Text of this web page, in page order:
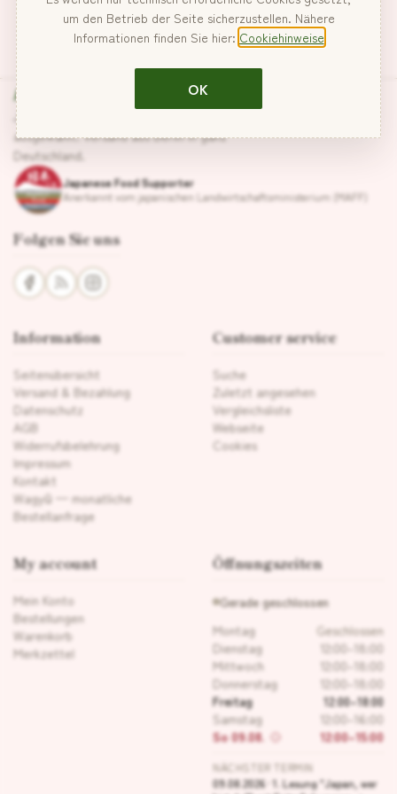
Japanische Lebensmittel, sorgfältig
ausgewählt. Versand aus Berlin in ganz
Deutschland.
Japanese Food Supporter
Anerkannt vom japanischen Landwirtschaftsministerium (MAFF)
Folgen Sie uns
Information
Seitenübersicht
Versand & Bezahlung
Datenschutz
AGB
Widerrufsbelehrung
Impressum
Kontakt
Wagyū — monatliche
Bestellanfrage
Customer service
Suche
Zuletzt angesehen
Vergleichsliste
Webseite
Cookies
My account
Mein Konto
Bestellungen
Warenkorb
Merkzettel
Öffnungszeiten
Gerade geschlossen
Montag
Geschlossen
Dienstag
12:00–18:00
Mittwoch
12:00–18:00
Donnerstag
12:00–18:00
Freitag
12:00–18:00
Samstag
12:00–16:00
So 09.08.
12:00–15:00
NÄCHSTER TERMIN
09.08.2026 · 1. Lesung "Japan, wer
um den Betrieb der Seite sicherzustellen. Nähere
Informationen finden Sie hier: Cookiehinweise
OK